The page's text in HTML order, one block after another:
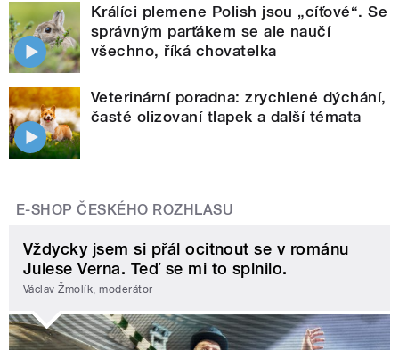
Králíci plemene Polish jsou „cíťové“. Se
správným parťákem se ale naučí
všechno, říká chovatelka
Veterinární poradna: zrychlené dýchání,
časté olizovaní tlapek a další témata
E-SHOP ČESKÉHO ROZHLASU
Vždycky jsem si přál ocitnout se v románu
Julese Verna. Teď se mi to splnilo.
Václav Žmolík, moderátor